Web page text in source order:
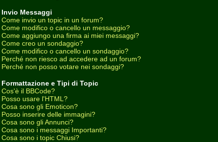
Invio Messaggi
Come invio un topic in un forum?
Come modifico o cancello un messaggio?
Come aggiungo una firma ai miei messaggi?
Come creo un sondaggio?
Come modifico o cancello un sondaggio?
Perché non riesco ad accedere ad un forum?
Perché non posso votare nei sondaggi?
Formattazione e Tipi di Topic
Cos'è il BBCode?
Posso usare l'HTML?
Cosa sono gli Emoticon?
Posso inserire delle immagini?
Cosa sono gli Annunci?
Cosa sono i messaggi Importanti?
Cosa sono i topic Chiusi?